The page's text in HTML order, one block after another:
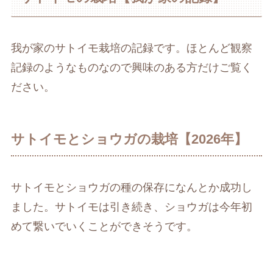
我が家のサトイモ栽培の記録です。ほとんど観察
記録のようなものなので興味のある方だけご覧く
ださい。
サトイモとショウガの栽培【2026年】
サトイモとショウガの種の保存になんとか成功し
ました。サトイモは引き続き、ショウガは今年初
めて繋いでいくことができそうです。